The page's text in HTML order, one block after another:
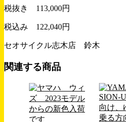
税抜き 113,000円
税込み 122,040円
セオサイクル志木店 鈴木
関連する商品